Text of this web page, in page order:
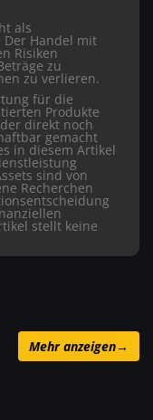
als
Handel mit
Risiken
zu
zu verlieren.
für die
Produkte
direkt noch
gemacht
in diesem Artikel
sind von
Recherchen
stellt keine
Mehr anzeigen→